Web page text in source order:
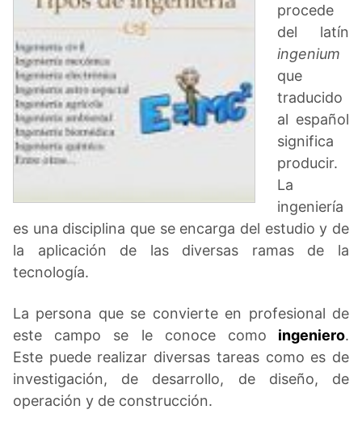
procede
del latín
ingenium
que
traducido
al español
significa
producir.
La
ingeniería
es una disciplina que se encarga del estudio y de
la aplicación de las diversas ramas de la
tecnología.
La persona que se convierte en profesional de
este campo se le conoce como ingeniero.
Este puede realizar diversas tareas como es de
investigación, de desarrollo, de diseño, de
operación y de construcción.